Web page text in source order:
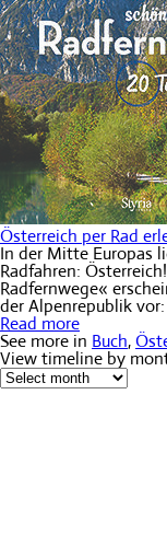
Österreich per Rad
In der Mitte Europas
Radfahren:
Radfernwege«
der Alpenrepublik vor:
Read more
See more in Buch,
View timeline by